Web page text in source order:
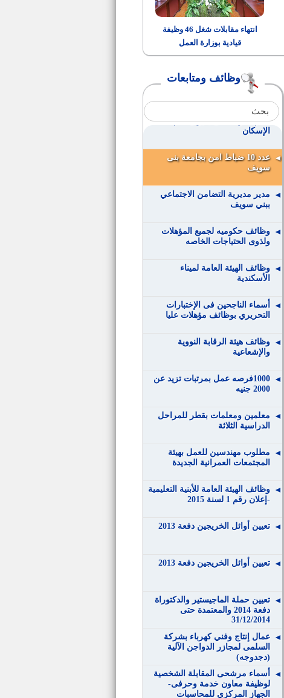
انتهاء مقابلات شغل 46 وظيفة
قيادية بوزارة العمل
وظائف ومتابعات
وظائف قيادية شاغرة طبقا لأحكام
وظائف بالجهاز المركزى للمحاسبات
مدرسين ومدرسين مساعدين بهيئة
الطاقه الذرية المصرية
20مهندس للعمل بديوان عام
الإسكان
عدد 10 ضباط امن بجامعة بنى
سويف
مدير مديرية التضامن الاجتماعي
ببني سويف
وظائف حكوميه لجميع المؤهلات
ولذوى الحتياجات الخاصه
وظائف الهيئة العامة لميناء
الأسكندية
أسماء الناجحين فى الإختبارات
التحريري بوظائف مؤهلات عليا
وظائف هيئة الرقابة النووية
والإشعاعية
1000فرصه عمل بمرتبات تزيد عن
2000 جنيه
معلمين ومعلمات بقطر للمراحل
الدراسية الثلاثة
مطلوب مهندسين للعمل بهيئة
المجتمعات العمرانية الجديدة
وظائف الهيئة العامة للأبنية التعليمية
-إعلان رقم 1 لسنة 2015
تعيين أوائل الخريجين دفعة 2013
تعيين أوائل الخريجين دفعة 2013
تعيين حملة الماجيستير والدكتوراة
دفعة 2014 والمعتمدة حتى
31/12/2014
عمال إنتاج وفني كهرباء بشركة
السلمى لمجازر الدواجن الآلية
(دجدوجه)
أسماء مرشحى المقابلة الشخصية
لوظيفة معاون خدمة وحرفى-
الجهاز المركزي للمحاسبات